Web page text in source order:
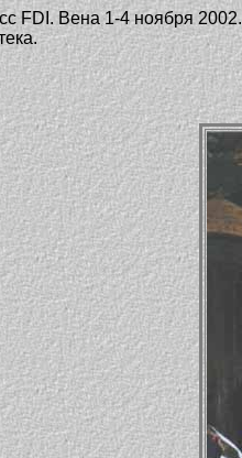
FDI. Вена 1-4 ноября 2002.